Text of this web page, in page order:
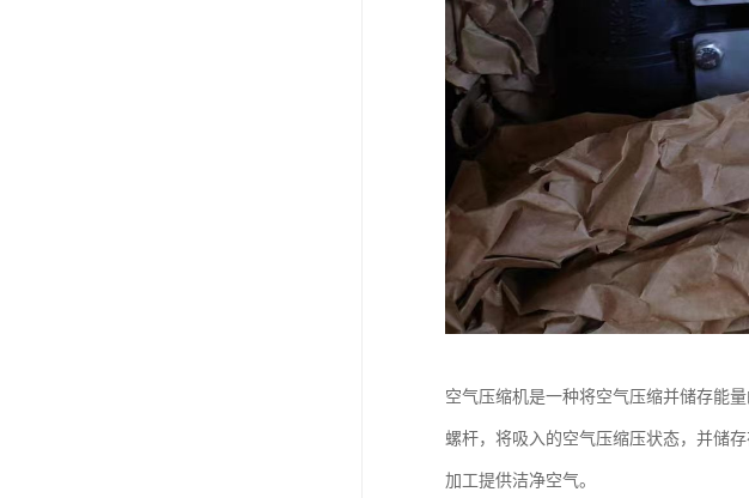
空气压缩机是一种将空气压缩并储存能
螺杆，将吸入的空气压缩压状态，并储
加工提供洁净空气。